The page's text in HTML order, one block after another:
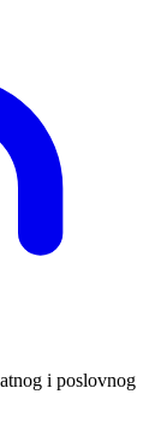
i poslovnog